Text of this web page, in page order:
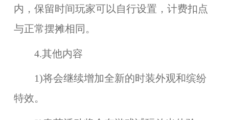
内，保留时间玩家可以自行设置，计费扣点
与正常摆摊相同。
4.其他内容
1)将会继续增加全新的时装外观和缤纷
特效。